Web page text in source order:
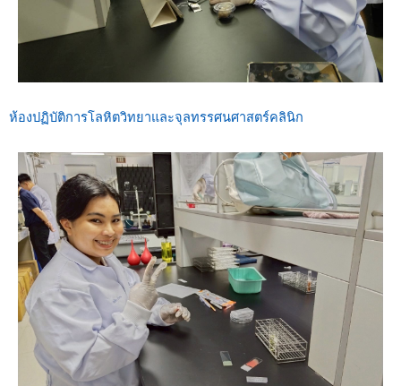
ห้องปฏิบัติการโลหิตวิทยาและจุลทรรศนศาสตร์คลินิก